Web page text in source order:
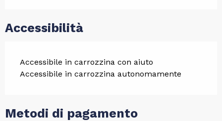
Accessibilità
Accessibile in carrozzina con aiuto
Accessibile in carrozzina autonomamente
Metodi di pagamento